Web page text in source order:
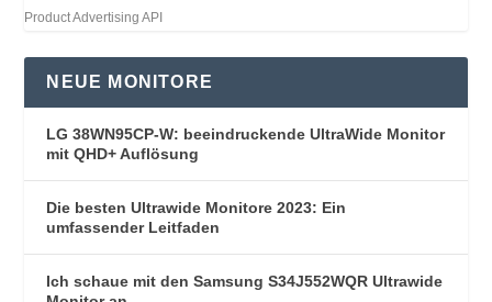
Product Advertising API
NEUE MONITORE
LG 38WN95CP-W: beeindruckende UltraWide Monitor
mit QHD+ Auflösung
Die besten Ultrawide Monitore 2023: Ein
umfassender Leitfaden
Ich schaue mit den Samsung S34J552WQR Ultrawide